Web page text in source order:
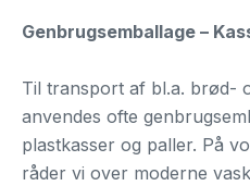
Genbrugsemballage –
Til transport af bl.a. brød-
anvendes ofte
plastkasser og paller. På
råder vi over moderne